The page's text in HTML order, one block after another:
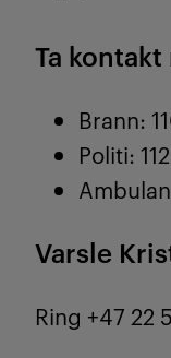
Ta
Brann:
Politi: 112
Varsle
Ring +47 22